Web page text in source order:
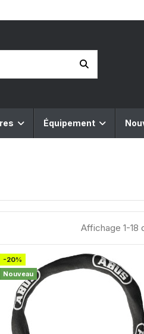
Équipement
Affichage 1-18
-20%
Nouveau